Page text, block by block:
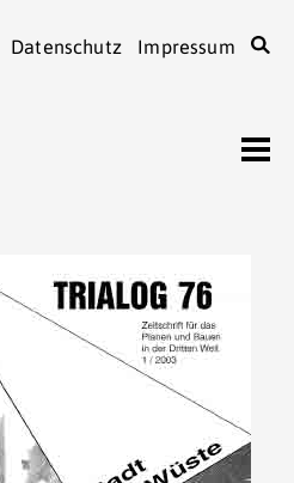
Datenschutz Impressum